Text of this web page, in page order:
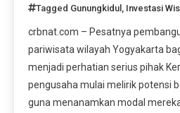
Tagged Gunungkidul Investasi
crbnat.com – Pesatnya
pariwisata wilayah Yogyakarta
menjadi perhatian serius pihak
pengusaha mulai melirik potensi
guna menanamkan modal